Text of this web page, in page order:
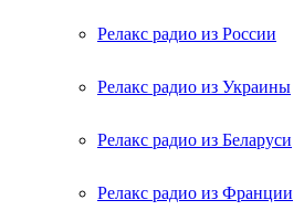
Релакс радио из России
Релакс радио из Украины
Релакс радио из Беларуси
Релакс радио из Франции